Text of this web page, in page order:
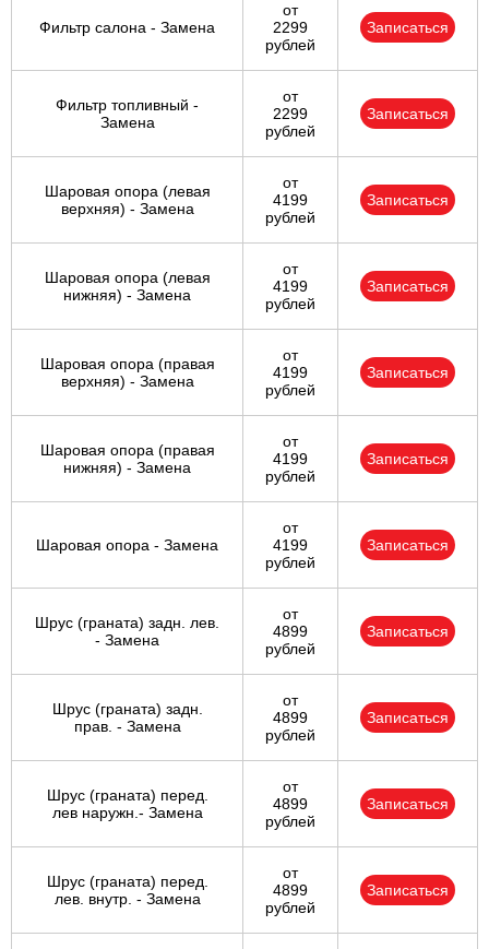
Фильтр салона - Замена
от
2299
рублей
Записаться
Фильтр топливный -
Замена
от
2299
рублей
Записаться
Шаровая опора (левая
верхняя) - Замена
от
4199
рублей
Записаться
Шаровая опора (левая
нижняя) - Замена
от
4199
рублей
Записаться
Шаровая опора (правая
верхняя) - Замена
от
4199
рублей
Записаться
Шаровая опора (правая
нижняя) - Замена
от
4199
рублей
Записаться
Шаровая опора - Замена
от
4199
рублей
Записаться
Шрус (граната) задн. лев.
- Замена
от
4899
рублей
Записаться
Шрус (граната) задн.
прав. - Замена
от
4899
рублей
Записаться
Шрус (граната) перед.
лев наружн.- Замена
от
4899
рублей
Записаться
Шрус (граната) перед.
лев. внутр. - Замена
от
4899
рублей
Записаться